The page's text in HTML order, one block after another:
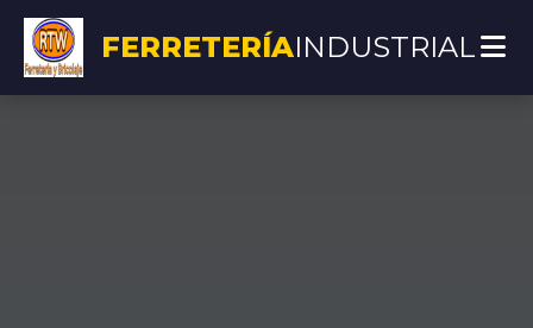
FERRETERÍAINDUSTRIAL